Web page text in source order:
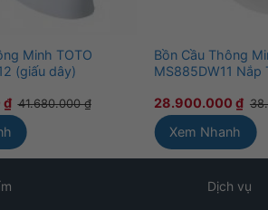
Minh TOTO
(giấu dây)
₫ 41.680.000₫
Bồn Cầu Thông
MS885DW11 Nắp
28.900.000₫
Xem Nhanh
Dịch vụ